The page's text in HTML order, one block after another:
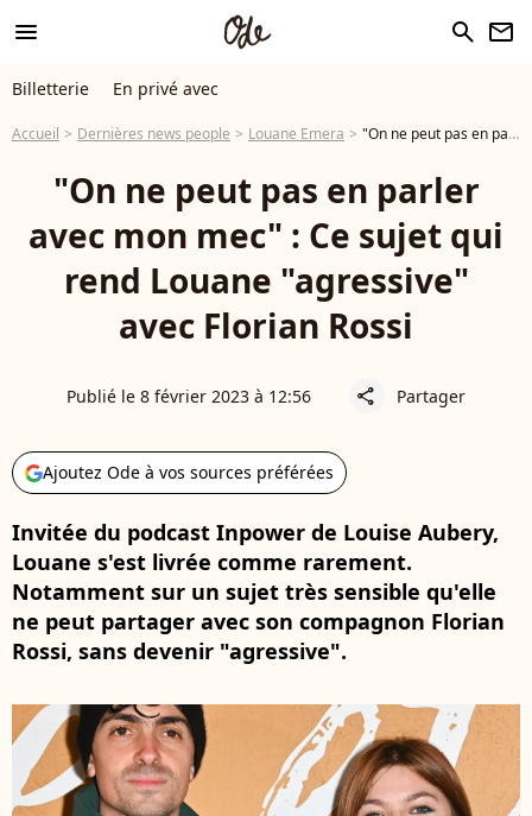
menu search newsletter
Billetterie En privé avec
Accueil Dernières news people Louane Emera "On ne peut pas en parler avec mon mec" : Ce sujet qui rend Louane "agressive" avec Florian Rossi
"On ne peut pas en parler
avec mon mec" : Ce sujet qui
rend Louane "agressive"
avec Florian Rossi
Publié le 8 février 2023 à 12:56 share Partager
Ajoutez Ode à vos sources préférées
Invitée du podcast Inpower de Louise Aubery,
Louane s'est livrée comme rarement.
Notamment sur un sujet très sensible qu'elle
ne peut partager avec son compagnon Florian
Rossi, sans devenir "agressive".